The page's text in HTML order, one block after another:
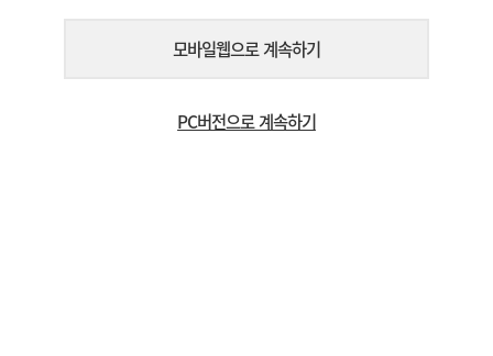
모바일웹으로 계속하기
PC버전으로 계속하기